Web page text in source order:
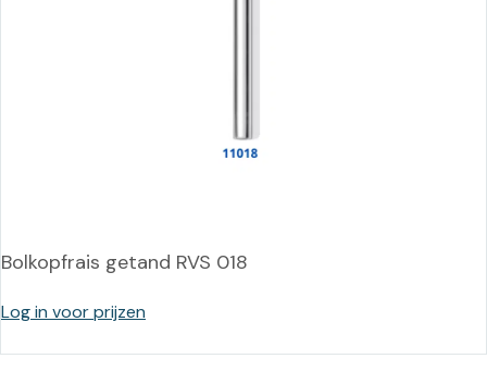
Bolkopfrais getand RVS 018
Log in voor prijzen